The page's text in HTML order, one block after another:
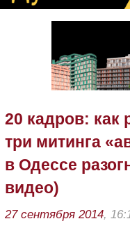
20 кадров: как
три митинга
в Одессе
видео)
27 сентября 2014,